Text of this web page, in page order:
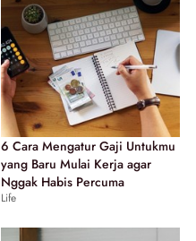
6 Cara Mengatur Gaji Untukmu
yang Baru Mulai Kerja agar
Nggak Habis Percuma
Life